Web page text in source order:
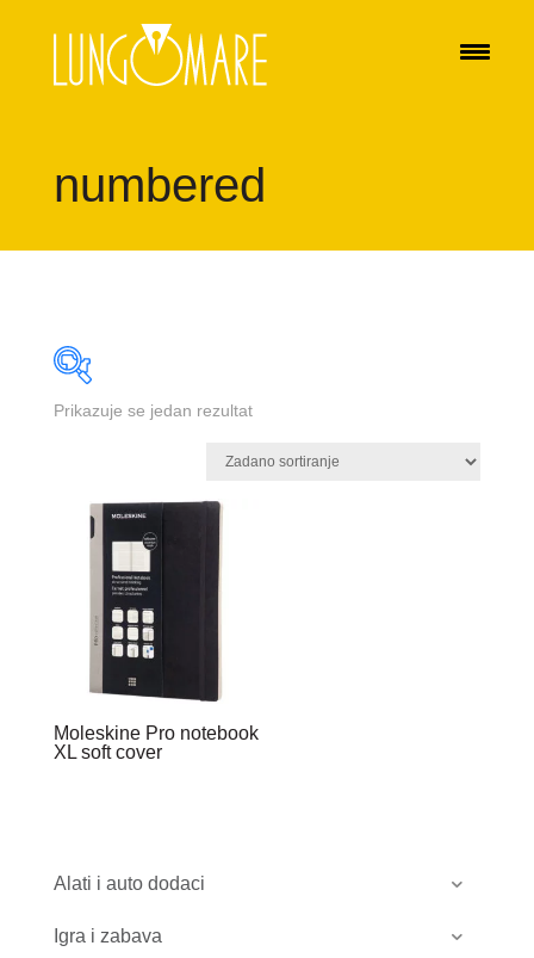
numbered
Alati i auto dodaci
Igra i zabava
Prikazuje se jedan rezultat
Moleskine Pro notebook
XL soft cover